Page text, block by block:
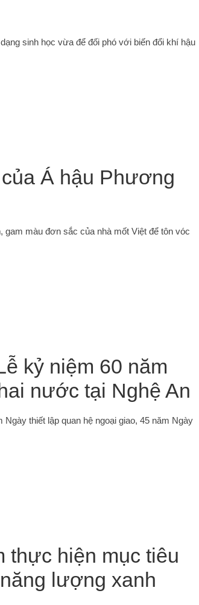
sinh học vừa để đối phó với biến đổi khí hậu
Á hậu Phương
màu đơn sắc của nhà mốt Việt để tôn vóc
kỷ niệm 60 năm
nước tại Nghệ An
thiết lập quan hệ ngoại giao, 45 năm Ngày
thực hiện mục tiêu
lượng xanh